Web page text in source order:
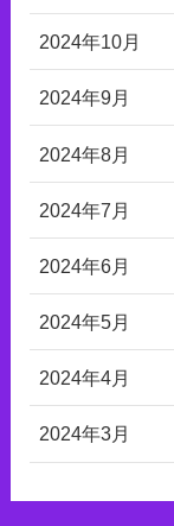
2024年10月
2024年9月
2024年8月
2024年7月
2024年6月
2024年5月
2024年4月
2024年3月